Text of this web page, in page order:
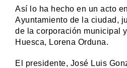
Así lo ha hecho en un acto
Ayuntamiento de la ciudad,
de la corporación municipal
Huesca, Lorena Orduna.
El presidente, José Luis